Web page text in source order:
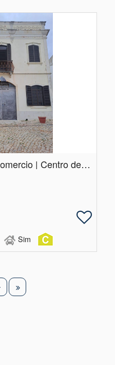
Moradia T2 + 2 com Comercio | Centro de Alte | Loulé
Sim